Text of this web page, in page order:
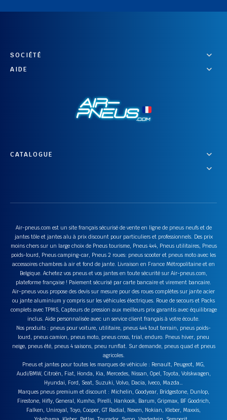
SOCIÉTÉ
AIDE
CATALOGUE
Air-pneus.com est un site français sécurisé de vente en ligne de pneus neufs et de
jantes tôle et jantes alu à prix discount pour particuliers et professionnels. Des prix
moins chers sur un large choix de Pneus tourisme, Pneus 4x4, Pneus utilitaires, Pneus
poids-lourd, Pneus camping-car, Pneus 2 roues: pneus scooter et pneus moto avec les
accessoires chambres à air et fond de jante. Livraison en France Métropolitaine et en
Belgique. Achetez vos pneus et vos jantes en toute sécurité sur Air-pneus.com,
plateforme française ! Paiement sécurisé par carte bancaire et virement bancaire.
Air-pneus vous propose des devis sur mesure pour des roues complètes sur jante acier
ou jante aluminium y compris sur les véhicules électriques. Roue de secours et Packs
complets avec TPMS, Capteurs de pression aux meilleurs prix garantis avec équilibrage
inclus. Aide personnalisée avec un service client français à votre écoute.
Nos produits : pneus pour voiture, utilitaire, pneus 4x4 tout terrain, pneus poids-
lourd, pneus camion, pneus moto, pneus cross, trial, enduro. Pneus hiver, pneu
neige, pneus été, pneus 4 saisons, pneu runflat. Sur demande, pneus quad et pneus
agricoles.
Pneus et jantes pour toutes les marques de véhicule : Renault, Peugeot, MG,
Audi/BMW, Citroën, Fiat, Honda, Kia, Mercedes, Nissan, Opel, Toyota, Volskwagen,
Hyundai, Ford, Seat, Suzuki, Volvo, Dacia, Iveco, Mazda…
Marques pneus premium et discount : Michelin, Goodyear, Bridgestone, Dunlop,
Firestone, Hifly, General, Kumho, Pirelli, Hankook, Barum, Gripmax, BF Goodrich,
Falken, Uniroyal, Toyo, Cooper, GT Radial, Nexen, Nokian, Kleber, Maxxis,